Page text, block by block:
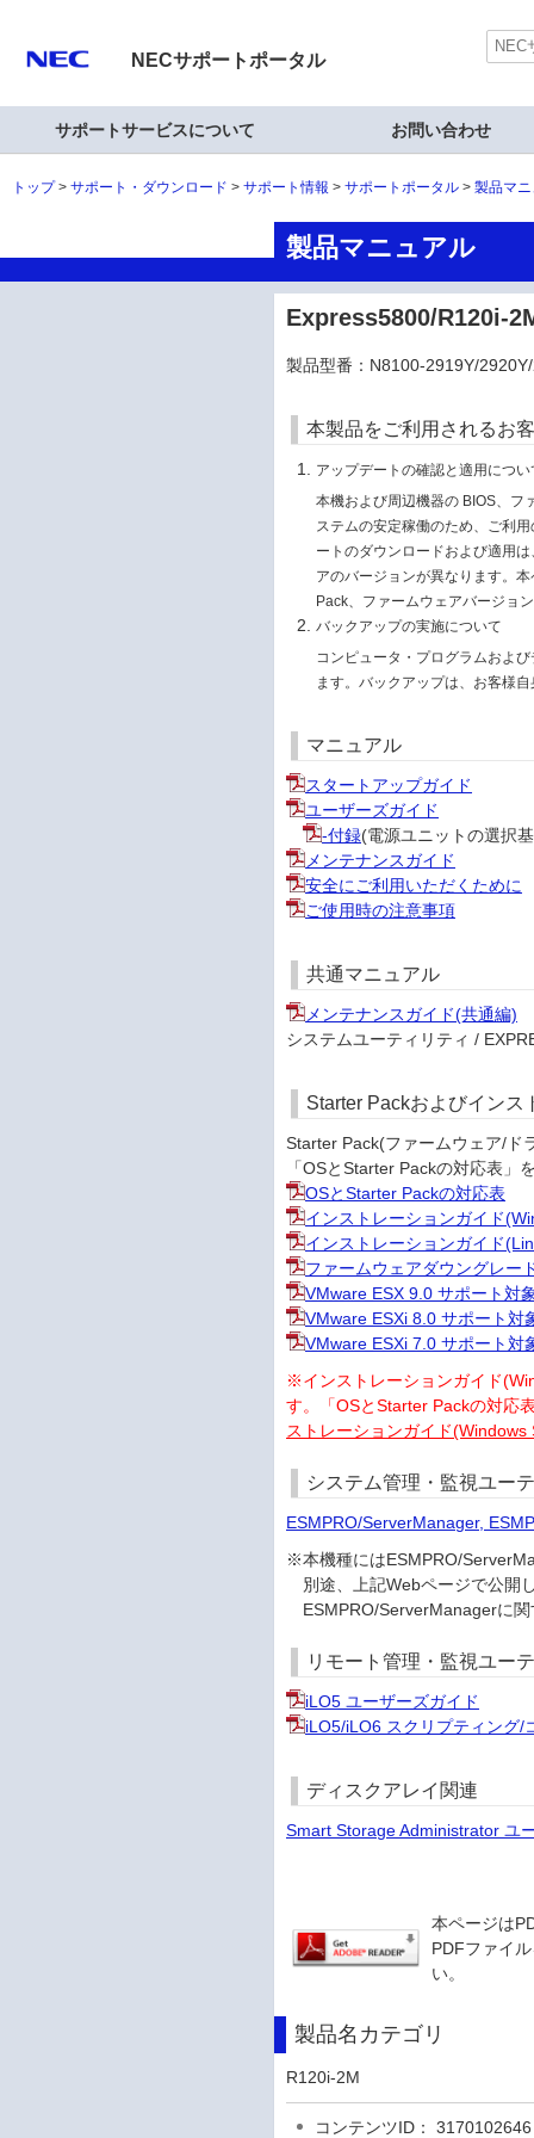
NECサポートポータル
サポートサービスについて お問い合わせ
トップ サポート・ダウンロード サポート情報 サポートポータル 製品マ
製品マニュアル
Express5800/R120i-
製品型番：N8100-2919Y/
本製品をご利用されるお
アップデートの確認と適用につい
本機および周辺機器の BIOS、フ
ステムの安定稼働のため、ご利
ートのダウンロードおよび適用
アのバージョンが異なります。
Pack、ファームウェアバージョ
バックアップの実施について
コンピュータ・プログラムおよ
ます。バックアップは、お客様
マニュアル
スタートアップガイド
ユーザーズガイド
-付録(電源ユニットの選択
メンテナンスガイド
安全にご利用いただくために
ご使用時の注意事項
共通マニュアル
メンテナンスガイド(共通編)
システムユーティリティ /
Starter Packおよびインス
Starter Pack(ファームウェア/ド
「OSとStarter Packの対応表」
OSとStarter Packの対応表
インストレーションガイド
インストレーションガイド
ファームウェアダウングレー
VMware ESX 9.0 サポート対
VMware ESXi 8.0 サポート対
VMware ESXi 7.0 サポート対
※インストレーションガイド
す。「OSとStarter Packの対応
ストレーションガイド
システム管理・監視ユー
ESMPRO/ServerManager,
※本機種にはESMPRO/
別途、上記Webページで公開
ESMPRO/ServerManagerに関
リモート管理・監視ユー
iLO5 ユーザーズガイド
iLO5/iLO6 スクリプティング/
ディスクアレイ関連
Smart Storage Administrator ユ
本ページは
PDFファイ
い。
製品名カテゴリ
R120i-2M
コンテンツID： 3170102646